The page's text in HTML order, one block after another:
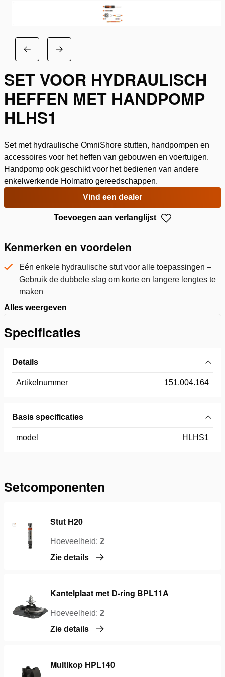
SET VOOR HYDRAULISCH
HEFFEN MET HANDPOMP
HLHS1
Set met hydraulische OmniShore stutten, handpompen en
accessoires voor het heffen van gebouwen en voertuigen.
Handpomp ook geschikt voor het bedienen van andere
enkelwerkende Holmatro gereedschappen.
Vind een dealer
Toevoegen aan verlanglijst
Kenmerken en voordelen
Eén enkele hydraulische stut voor alle toepassingen –
Gebruik de dubbele slag om korte en langere lengtes te
maken
Alles weergeven
Specificaties
Details
Artikelnummer 151.004.164
Basis specificaties
model HLHS1
Setcomponenten
Stut H20
Hoeveelheid: 2
Zie details
Kantelplaat met D-ring BPL11A
Hoeveelheid: 2
Zie details
Multikop HPL140